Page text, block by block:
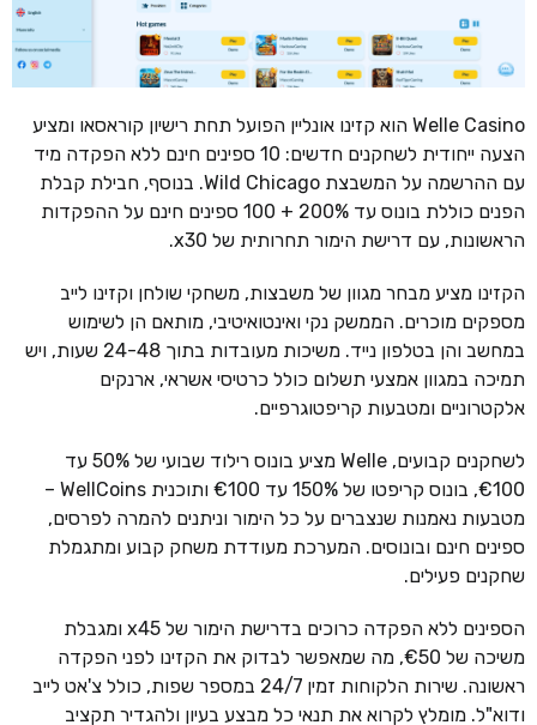
Welle Casino הוא קזינו אונליין הפועל תחת רישיון קוראסאו ומציע
הצעה ייחודית לשחקנים חדשים: 10 ספינים חינם ללא הפקדה מיד
עם ההרשמה על המשבצת Wild Chicago. בנוסף, חבילת קבלת
הפנים כוללת בונוס עד 200% + 100 ספינים חינם על ההפקדות
הראשונות, עם דרישת הימור תחרותית של x30.
הקזינו מציע מבחר מגוון של משבצות, משחקי שולחן וקזינו לייב
מספקים מוכרים. הממשק נקי ואינטואיטיבי, מותאם הן לשימוש
במחשב והן בטלפון נייד. משיכות מעובדות בתוך 24-48 שעות, ויש
תמיכה במגוון אמצעי תשלום כולל כרטיסי אשראי, ארנקים
אלקטרוניים ומטבעות קריפטוגרפיים.
לשחקנים קבועים, Welle מציע בונוס רילוד שבועי של 50% עד
€100, בונוס קריפטו של 150% עד €100 ותוכנית WellCoins –
מטבעות נאמנות שנצברים על כל הימור וניתנים להמרה לפרסים,
ספינים חינם ובונוסים. המערכת מעודדת משחק קבוע ומתגמלת
שחקנים פעילים.
הספינים ללא הפקדה כרוכים בדרישת הימור של x45 ומגבלת
משיכה של €50, מה שמאפשר לבדוק את הקזינו לפני הפקדה
ראשונה. שירות הלקוחות זמין 24/7 במספר שפות, כולל צ'אט לייב
ודוא"ל. מומלץ לקרוא את תנאי כל מבצע בעיון ולהגדיר תקציב